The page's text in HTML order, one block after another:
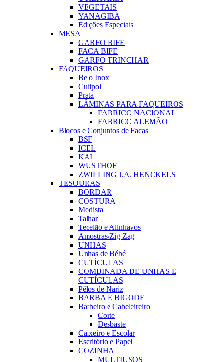
VEGETAIS
YANAGIBA
Edições Especiais
MESA
GARFO BIFE
FACA BIFE
GARFO TRINCHAR
FAQUEIROS
Belo Inox
Cutipol
Prata
LÂMINAS PARA FAQUEIROS
FABRICO NACIONAL
FABRICO ALEMÃO
Blocos e Conjuntos de Facas
BSF
ICEL
KAI
WUSTHOF
ZWILLING J.A. HENCKELS
TESOURAS
BORDAR
COSTURA
Modista
Talhar
Tecelão e Alinhavos
Amostras/Zig Zag
UNHAS
Unhas de Bébé
CUTÍCULAS
COMBINADA DE UNHAS E
CUTÍCULAS
Pêlos de Nariz
BARBA E BIGODE
Barbeiro e Cabeleireiro
Corte
Desbaste
Caixeiro e Escolar
Escritório e Papel
COZINHA
MULTIUSOS